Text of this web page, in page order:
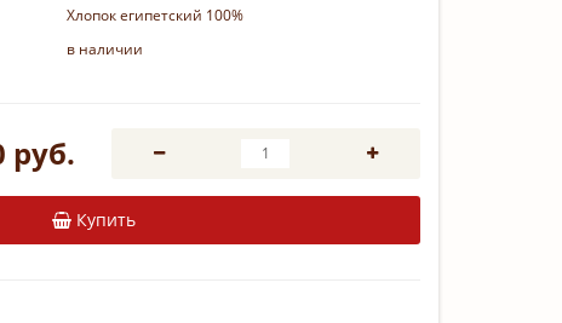
Хлопок египетский 100%
в наличии
руб.
Купить